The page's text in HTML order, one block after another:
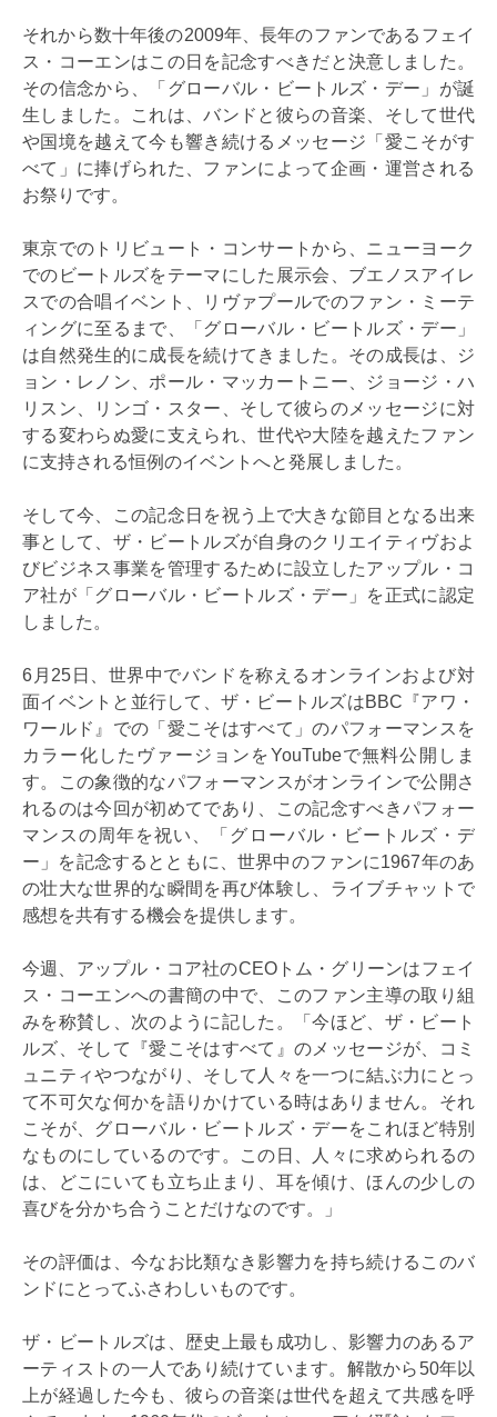
それから数十年後の2009年、長年のファンであるフェイ
ス・コーエンはこの日を記念すべきだと決意しました。
その信念から、「グローバル・ビートルズ・デー」が誕
生しました。これは、バンドと彼らの音楽、そして世代
や国境を越えて今も響き続けるメッセージ「愛こそがす
べて」に捧げられた、ファンによって企画・運営される
お祭りです。
東京でのトリビュート・コンサートから、ニューヨーク
でのビートルズをテーマにした展示会、ブエノスアイレ
スでの合唱イベント、リヴァプールでのファン・ミーテ
ィングに至るまで、「グローバル・ビートルズ・デー」
は自然発生的に成長を続けてきました。その成長は、ジ
ョン・レノン、ポール・マッカートニー、ジョージ・ハ
リスン、リンゴ・スター、そして彼らのメッセージに対
する変わらぬ愛に支えられ、世代や大陸を越えたファン
に支持される恒例のイベントへと発展しました。
そして今、この記念日を祝う上で大きな節目となる出来
事として、ザ・ビートルズが自身のクリエイティヴおよ
びビジネス事業を管理するために設立したアップル・コ
ア社が「グローバル・ビートルズ・デー」を正式に認定
しました。
6月25日、世界中でバンドを称えるオンラインおよび対
面イベントと並行して、ザ・ビートルズはBBC『アワ・
ワールド』での「愛こそはすべて」のパフォーマンスを
カラー化したヴァージョンをYouTubeで無料公開しま
す。この象徴的なパフォーマンスがオンラインで公開さ
れるのは今回が初めてであり、この記念すべきパフォー
マンスの周年を祝い、「グローバル・ビートルズ・デ
ー」を記念するとともに、世界中のファンに1967年のあ
の壮大な世界的な瞬間を再び体験し、ライブチャットで
感想を共有する機会を提供します。
今週、アップル・コア社のCEOトム・グリーンはフェイ
ス・コーエンへの書簡の中で、このファン主導の取り組
みを称賛し、次のように記した。「今ほど、ザ・ビート
ルズ、そして『愛こそはすべて』のメッセージが、コミ
ュニティやつながり、そして人々を一つに結ぶ力にとっ
て不可欠な何かを語りかけている時はありません。それ
こそが、グローバル・ビートルズ・デーをこれほど特別
なものにしているのです。この日、人々に求められるの
は、どこにいても立ち止まり、耳を傾け、ほんの少しの
喜びを分かち合うことだけなのです。」
その評価は、今なお比類なき影響力を持ち続けるこのバ
ンドにとってふさわしいものです。
ザ・ビートルズは、歴史上最も成功し、影響力のあるア
ーティストの一人であり続けています。解散から50年以
上が経過した今も、彼らの音楽は世代を超えて共感を呼